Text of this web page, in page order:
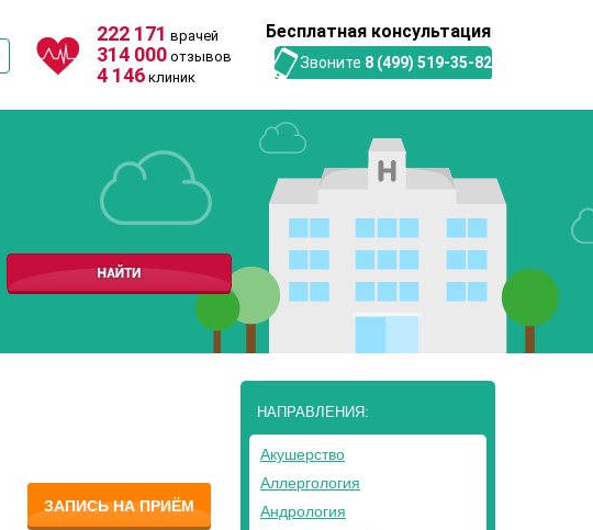
222 171 врачей
314 000 отзывов
4 146 клиник
Бесплатная консультация
Звоните 8 (499) 519-35-82
ЗАПИСЬ НА ПРИЁМ
НАПРАВЛЕНИЯ:
Акушерство
Аллергология
Андрология